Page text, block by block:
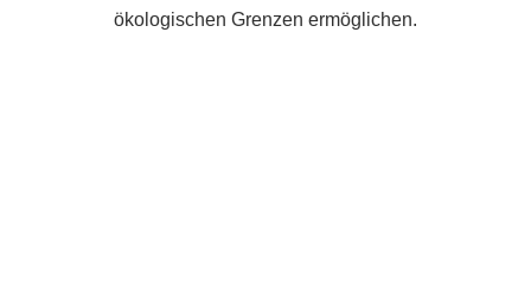
ökologischen Grenzen ermöglichen.